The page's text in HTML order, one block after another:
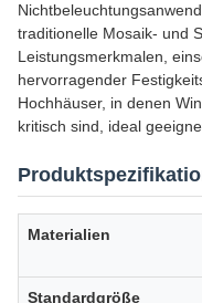
traditionelle Mosaik- und
Leistungsmerkmalen,
hervorragender
Hochhäuser, in denen
kritisch sind, ideal
Materialien
Standardgröße